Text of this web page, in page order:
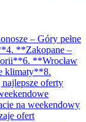
– Góry pełne
4. **Zakopane –
6. **Wrocław
klimaty**8.
najlepsze oferty
na weekendowy
ofert